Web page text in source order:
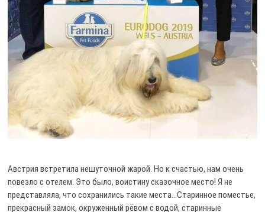
Австрия встретила нешуточной жарой. Но к счастью, нам очень
повезло с отелем. Это было, воистину сказочное место! Я не
представляла, что сохранились такие места…Старинное поместье,
прекрасный замок, окруженный рёвом с водой, старинные